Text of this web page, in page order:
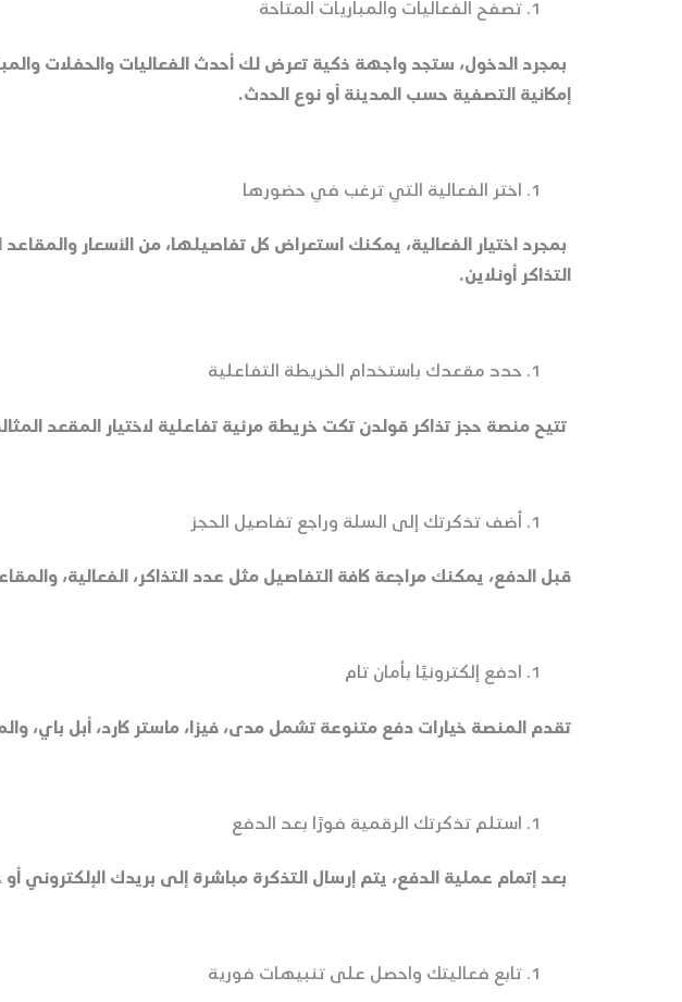
تصفح الفعاليات والمباريات المتاحة
بمجرد الدخول، ستجد واجهة ذكية تعرض لك أحدث الفعاليات والحفلات
إمكانية التصفية حسب المدينة أو نوع الحدث.
اختر الفعالية التي ترغب في حضورها
بمجرد اختيار الفعالية، يمكنك استعراض كل تفاصيلها، من الأسعار
التذاكر أونلاين.
حدد مقعدك باستخدام الخريطة التفاعلية
تتيح منصة حجز تذاكر قولدن تكت خريطة مرئية تفاعلية لاختيار المقعد
أضف تذكرتك إلى السلة وراجع تفاصيل الحجز
قبل الدفع، يمكنك مراجعة كافة التفاصيل مثل عدد التذاكر، الفعالية،
ادفع إلكترونيًا بأمان تام
تقدم المنصة خيارات دفع متنوعة تشمل مدى، فيزا، ماستر كارد، أبل باي،
استلم تذكرتك الرقمية فورًا بعد الدفع
بعد إتمام عملية الدفع، يتم إرسال التذكرة مباشرة إلى بريدك
تابع فعاليتك واحصل على تنبيهات فورية